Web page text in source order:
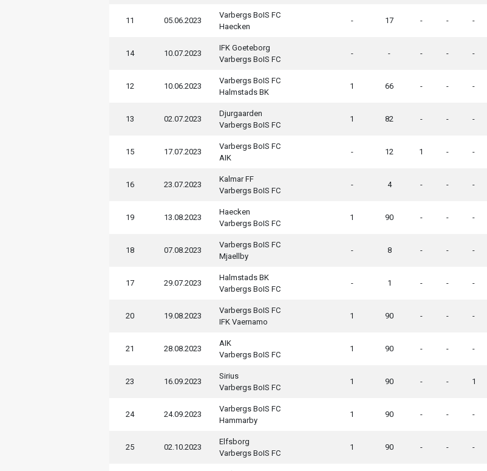
11 05.06.2023
Varbergs BoIS FC
Haecken
- 17 - - -
14 10.07.2023
IFK Goeteborg
Varbergs BoIS FC
- - - - -
12 10.06.2023
Varbergs BoIS FC
Halmstads BK
1 66 - - -
13 02.07.2023
Djurgaarden
Varbergs BoIS FC
1 82 - - -
15 17.07.2023
Varbergs BoIS FC
AIK
- 12 1 - -
16 23.07.2023
Kalmar FF
Varbergs BoIS FC
- 4 - - -
19 13.08.2023
Haecken
Varbergs BoIS FC
1 90 - - -
18 07.08.2023
Varbergs BoIS FC
Mjaellby
- 8 - - -
17 29.07.2023
Halmstads BK
Varbergs BoIS FC
- 1 - - -
20 19.08.2023
Varbergs BoIS FC
IFK Vaernamo
1 90 - - -
21 28.08.2023
AIK
Varbergs BoIS FC
1 90 - - -
23 16.09.2023
Sirius
Varbergs BoIS FC
1 90 - - 1
24 24.09.2023
Varbergs BoIS FC
Hammarby
1 90 - - -
25 02.10.2023
Elfsborg
Varbergs BoIS FC
1 90 - - -